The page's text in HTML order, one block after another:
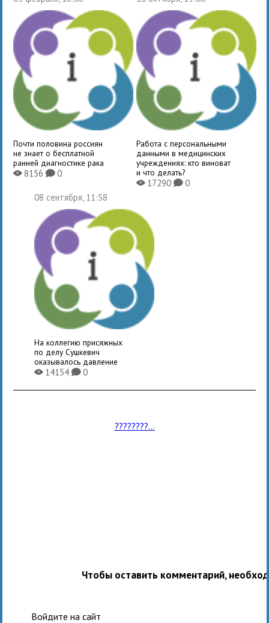
Почти половина россиян
не знает о бесплатной
ранней диагностике рака
X8156K0
Работа с персональными
данными в медицинских
учреждениях: кто виноват
и что делать?
X17290 K0
08 сентября, 11:58
На коллегию присяжных
по делу Сушкевич
оказывалось давление
X14154K0
????????...
Чтобы оставить комментарий,
Войдите на сайт